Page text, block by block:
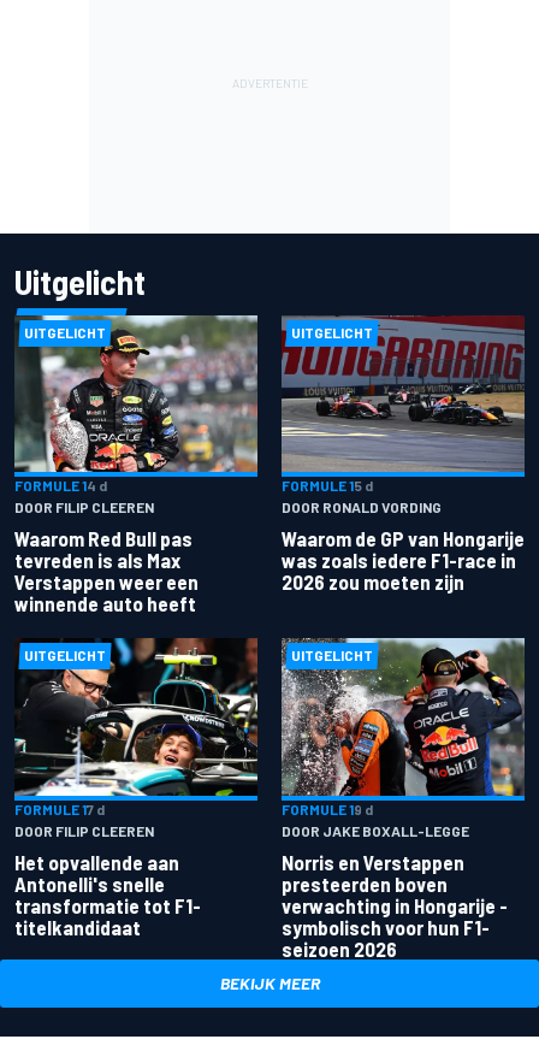
Uitgelicht
UITGELICHT
FORMULE 14 d
DOOR FILIP CLEEREN
Waarom Red Bull pas
tevreden is als Max
Verstappen weer een
winnende auto heeft
UITGELICHT
FORMULE 15 d
DOOR RONALD VORDING
Waarom de GP van Hongarije
was zoals iedere F1-race in
2026 zou moeten zijn
UITGELICHT
FORMULE 17 d
DOOR FILIP CLEEREN
Het opvallende aan
Antonelli's snelle
transformatie tot F1-
titelkandidaat
UITGELICHT
FORMULE 19 d
DOOR JAKE BOXALL-LEGGE
Norris en Verstappen
presteerden boven
verwachting in Hongarije -
symbolisch voor hun F1-
seizoen 2026
BEKIJK MEER